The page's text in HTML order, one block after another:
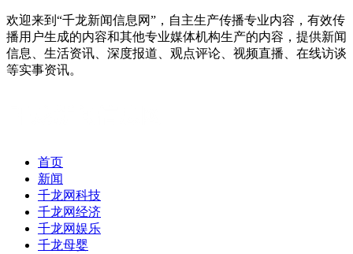
欢迎来到“千龙新闻信息网”，自主生产传播专业内容，有效传
播用户生成的内容和其他专业媒体机构生产的内容，提供新闻
信息、生活资讯、深度报道、观点评论、视频直播、在线访谈
等实事资讯。
首页
新闻
千龙网科技
千龙网经济
千龙网娱乐
千龙母婴